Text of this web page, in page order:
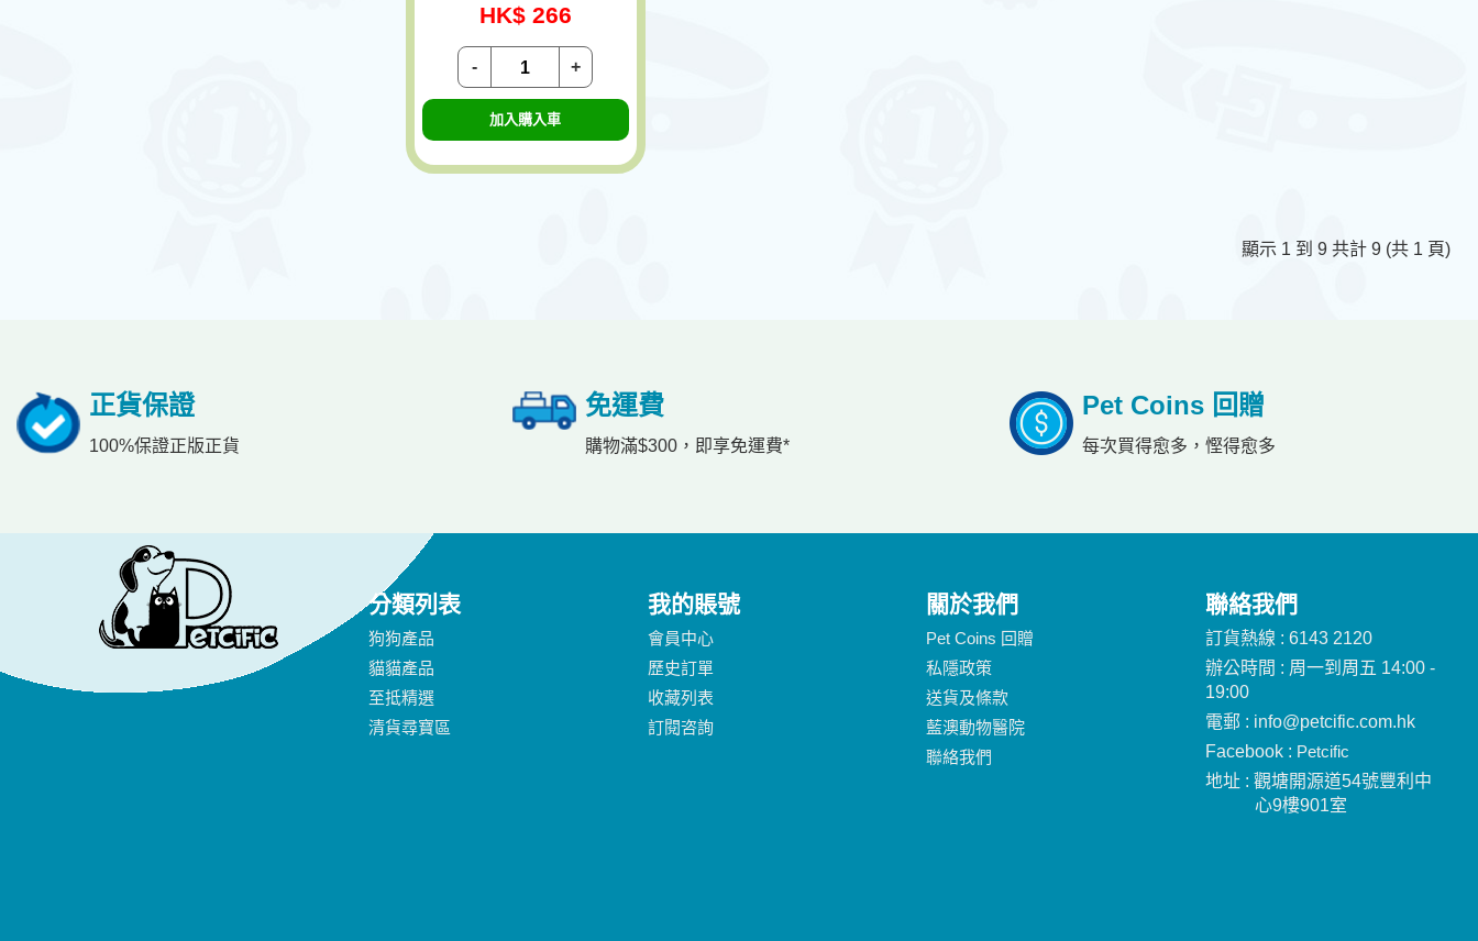
HK$ 266
+
-
加入購入車
顯示 1 到 9 共計 9 (共 1 頁)
正貨保證
100%保證正版正貨
免運費
購物滿$300，即享免運費*
Pet Coins 回贈
每次買得愈多，慳得愈多
分類列表
狗狗產品
貓貓產品
至抵精選
清貨尋寶區
我的賬號
會員中心
歷史訂單
收藏列表
訂閱咨詢
關於我們
Pet Coins 回贈
私隱政策
送貨及條款
藍澳動物醫院
聯絡我們
聯絡我們
訂貨熱線 : 6143 2120
辦公時間 : 周一到周五 14:00 -
19:00
電郵 : info@petcific.com.hk
Facebook : Petcific
地址 : 觀塘開源道54號豐利中
心9樓901室